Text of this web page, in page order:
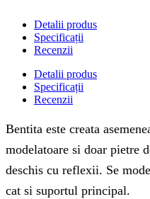
Detalii produs
Specificații
Recenzii
Detalii produs
Specificații
Recenzii
Bentita este creata
modelatoare si doar pietre
deschis cu reflexii. Se
cat si suportul principal.